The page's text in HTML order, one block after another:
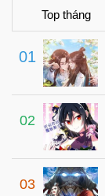
Top tháng
01
02
03